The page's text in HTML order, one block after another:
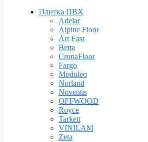
Плитка ПВХ
Adelar
Alpine Floor
Art East
Betta
CronaFloor
Fargo
Moduleo
Norland
Noventis
OFFWOOD
Royce
Tarkett
VINILAM
Zeta